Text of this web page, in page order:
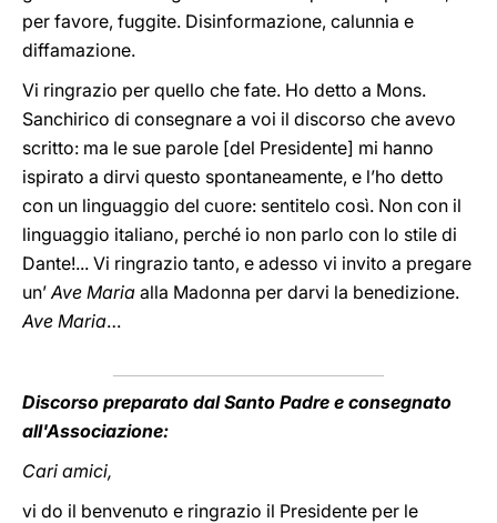
per favore, fuggite. Disinformazione, calunnia e
diffamazione.
Vi ringrazio per quello che fate. Ho detto a Mons.
Sanchirico di consegnare a voi il discorso che avevo
scritto: ma le sue parole [del Presidente] mi hanno
ispirato a dirvi questo spontaneamente, e l’ho detto
con un linguaggio del cuore: sentitelo così. Non con il
linguaggio italiano, perché io non parlo con lo stile di
Dante!... Vi ringrazio tanto, e adesso vi invito a pregare
un’Ave Maria alla Madonna per darvi la benedizione.
Ave Maria…
Discorso preparato dal Santo Padre e consegnato
all'Associazione:
Cari amici,
vi do il benvenuto e ringrazio il Presidente per le